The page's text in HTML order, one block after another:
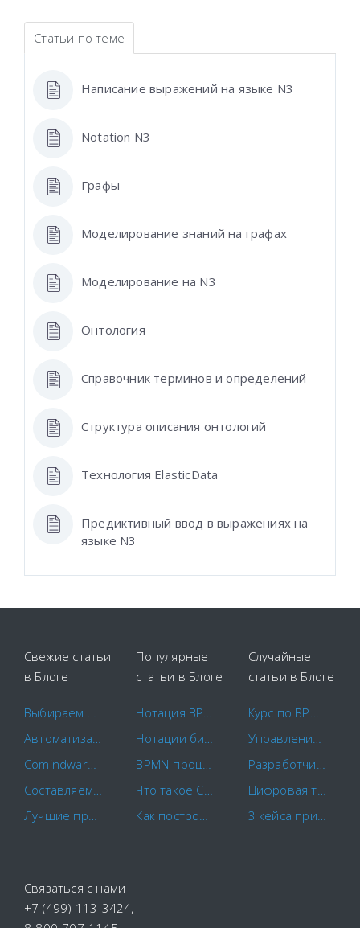
Статьи по теме
Написание выражений на языке N3
Notation N3
Графы
Моделирование знаний на графах
Моделирование на N3
Онтология
Справочник терминов и определений
Структура описания онтологий
Технология ElasticData
Предиктивный ввод в выражениях на
языке N3
Свежие статьи
в Блоге
Выбираем площадки для закупок
Автоматизация маркетинга
Comindware и САПРАН начинают совместное внедрение российских CX-решений
Составляем план-график закупок по правилам
Лучшие программы для контроля сотрудников в 2022 году
Популярные
статьи в Блоге
Нотация BPMN 2.0: ключевые элементы и описание
Нотации бизнес-процессов IDEF0. EPC. BPMN.
BPMN-процессы: основы моделирования и примеры бизнес-процессов
Что такое CapEx и OpEx?
Как построить схему бизнес-процесса
Случайные
статьи в Блоге
Курс по BPM для эффективного управления процессами
Управление закупками: оптимизируем бизнес-процессы
Разработчики Comindware поделились опытом внедрения БД Apache Ignite в BPM-платформу Comindware
Цифровая трансформация в менеджменте качества
3 кейса применения low-code платформы от бизнес-аналитиков
Связаться с нами
+7 (499) 113-3424,